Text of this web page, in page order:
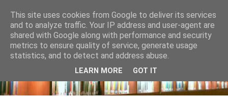
This site uses cookies from Google to deliver its services
and to analyze traffic. Your IP address and user-agent are
shared with Google along with performance and security
metrics to ensure quality of service, generate usage
statistics, and to detect and address abuse.
LEARN MORE GOT IT